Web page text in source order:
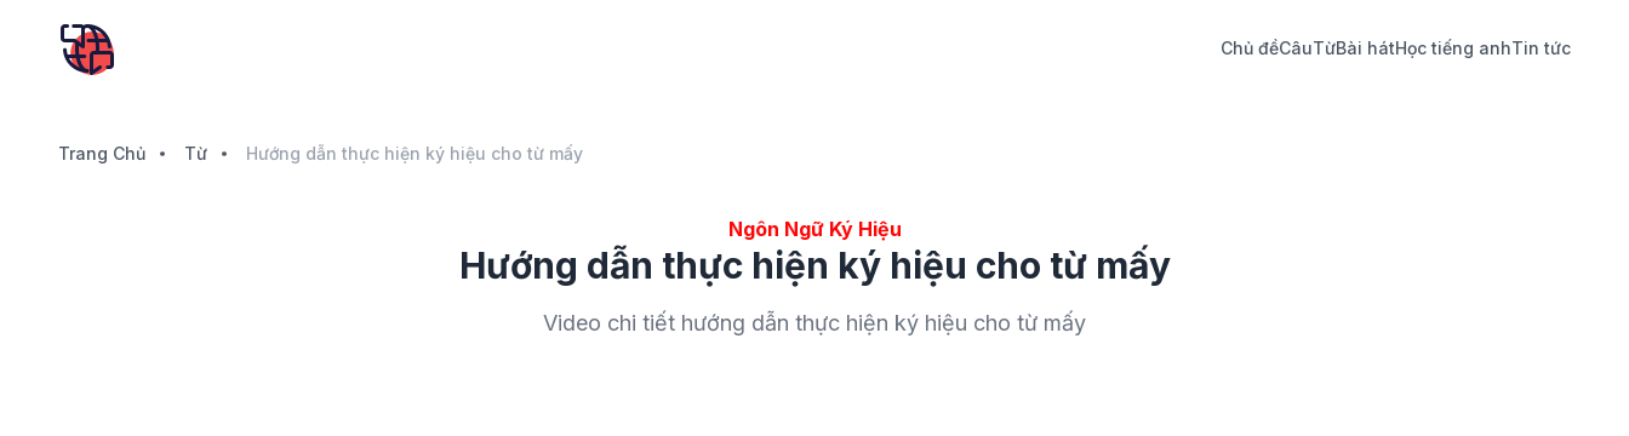
Chủ đềCâuTừBài hátHọc tiếng anhTin tức
Trang Chủ Từ Hướng dẫn thực hiện ký hiệu cho từ mấy
Ngôn Ngữ Ký Hiệu
Hướng dẫn thực hiện ký hiệu cho từ mấy
Video chi tiết hướng dẫn thực hiện ký hiệu cho từ mấy